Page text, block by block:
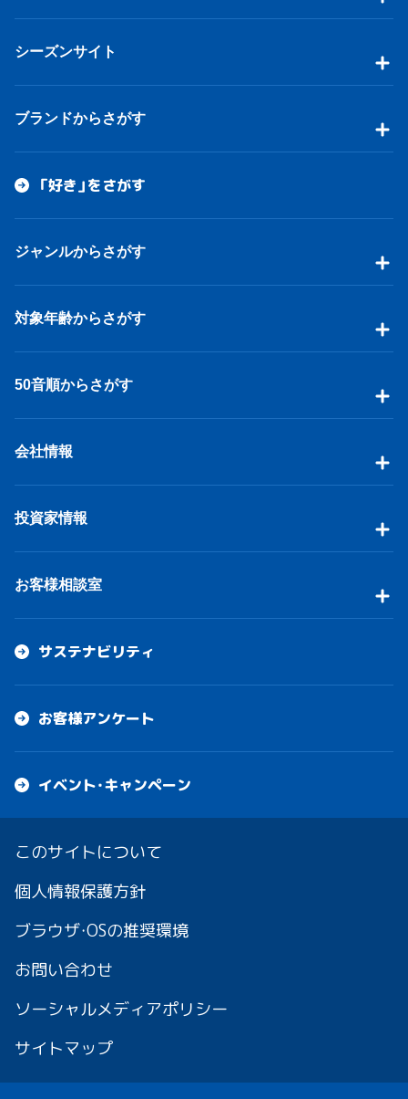
シーズンサイト
ブランドからさがす
「好き」をさがす
ジャンルからさがす
対象年齢からさがす
50音順からさがす
会社情報
投資家情報
お客様相談室
サステナビリティ
お客様アンケート
イベント・キャンペーン
このサイトについて
個人情報保護方針
ブラウザ・OSの推奨環境
お問い合わせ
ソーシャルメディアポリシー
サイトマップ